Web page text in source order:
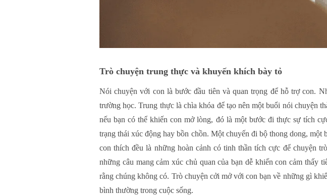
Trò chuyện trung thực và khuyến khích bày tỏ
Nói chuyện với con là bước đầu tiên và quan trọng để hỗ trợ con.
trường học. Trung thực là chìa khóa để tạo nên một buổi nói chuyện
nếu bạn có thể khiến con mở lòng, đó là một bước đi thực sự tích
trạng thái xúc động hay bồn chồn. Một chuyến đi bộ thong dong,
con thích đều là những hoàn cảnh có tinh thần tích cực để chuyện
những câu mang cảm xúc chủ quan của bạn dễ khiến con cảm
rằng chúng không có. Trò chuyện cởi mở với con bạn về những gì
bình thường trong cuộc sống.